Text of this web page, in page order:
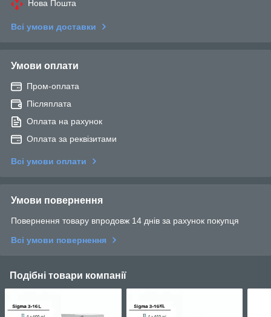
Нова Пошта
Всі умови доставки
Умови оплати
Пром-оплата
Післяплата
Оплата на рахунок
Оплата за реквізитами
Всі умови оплати
Умови повернення
Повернення товару впродовж 14 днів за рахунок покупця
Всі умови повернення
Подібні товари компанії